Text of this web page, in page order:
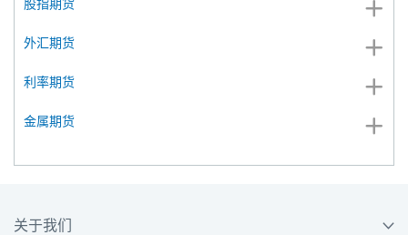
股指期货
外汇期货
利率期货
金属期货
关于我们